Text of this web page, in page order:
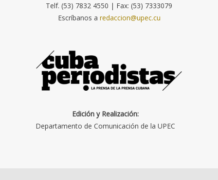
Telf. (53) 7832 4550 | Fax: (53) 7333079
Escríbanos a redaccion@upec.cu
Edición y Realización:
Departamento de Comunicación de la UPEC